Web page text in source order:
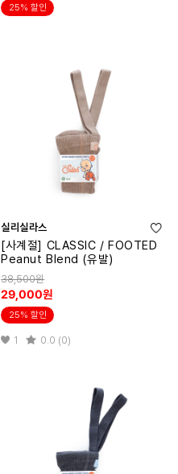
25% 할인
실리실라스
[사계절] CLASSIC / FOOTED
Peanut Blend (유발)
38,500원
29,000원
25% 할인
1 0.0 (0)